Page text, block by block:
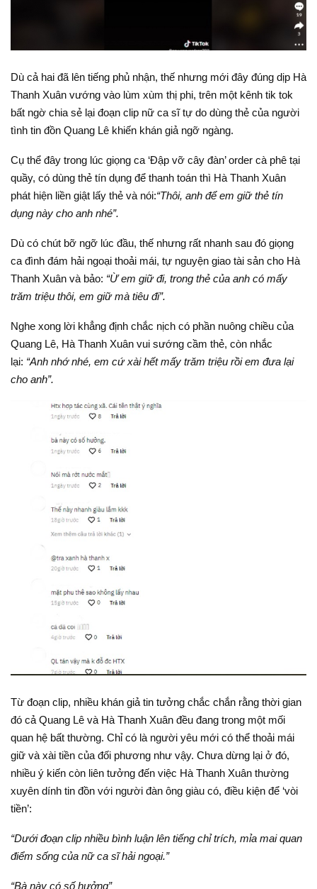
Dù cả hai đã lên tiếng phủ nhận, thế nhưng mới đây đúng dịp Hà
Thanh Xuân vướng vào lùm xùm thị phi, trên một kênh tik tok
bất ngờ chia sẻ lại đoạn clip nữ ca sĩ tự do dùng thẻ của người
tình tin đồn Quang Lê khiến khán giả ngỡ ngàng.
Cụ thể đây trong lúc giọng ca ‘Đập vỡ cây đàn’ order cà phê tại
quầy, có dùng thẻ tín dụng để thanh toán thì Hà Thanh Xuân
phát hiện liền giật lấy thẻ và nói:“Thôi, anh để em giữ thẻ tín
dụng này cho anh nhé”.
Dù có chút bỡ ngỡ lúc đầu, thế nhưng rất nhanh sau đó giọng
ca đình đám hải ngoại thoải mái, tự nguyện giao tài sản cho Hà
Thanh Xuân và bảo: “Ừ em giữ đi, trong thẻ của anh có mấy
trăm triệu thôi, em giữ mà tiêu đi”.
Nghe xong lời khẳng định chắc nịch có phần nuông chiều của
Quang Lê, Hà Thanh Xuân vui sướng cầm thẻ, còn nhắc
lại: “Anh nhớ nhé, em cứ xài hết mấy trăm triệu rồi em đưa lại
cho anh”.
Từ đoạn clip, nhiều khán giả tin tưởng chắc chắn rằng thời gian
đó cả Quang Lê và Hà Thanh Xuân đều đang trong một mối
quan hệ bất thường. Chỉ có là người yêu mới có thể thoải mái
giữ và xài tiền của đối phương như vậy. Chưa dừng lại ở đó,
nhiều ý kiến còn liên tưởng đến việc Hà Thanh Xuân thường
xuyên dính tin đồn với người đàn ông giàu có, điều kiện để ‘vòi
tiền’:
“Dưới đoạn clip nhiều bình luận lên tiếng chỉ trích, mỉa mai quan
điểm sống của nữ ca sĩ hải ngoại.”
“Bà này có số hưởng”